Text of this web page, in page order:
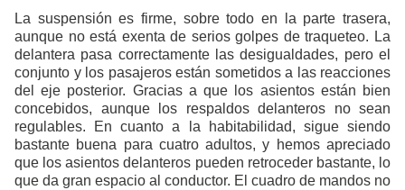
La suspensión es firme, sobre todo en la parte trasera,
aunque no está exenta de serios golpes de traqueteo. La
delantera pasa correctamente las desigualdades, pero el
conjunto y los pasajeros están sometidos a las reacciones
del eje posterior. Gracias a que los asientos están bien
concebidos, aunque los respaldos delanteros no sean
regulables. En cuanto a la habitabilidad, sigue siendo
bastante buena para cuatro adultos, y hemos apreciado
que los asientos delanteros pueden retroceder bastante, lo
que da gran espacio al conductor. El cuadro de mandos no